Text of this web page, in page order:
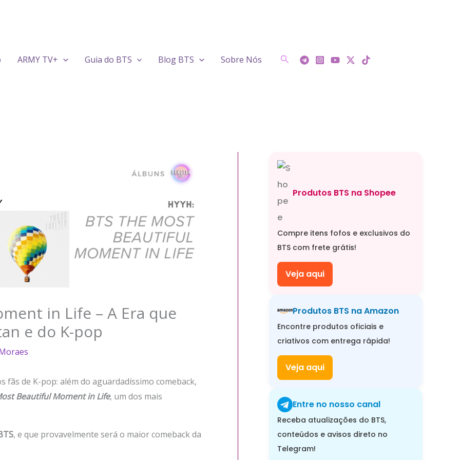
ARMY TV+ Guia do BTS Blog BTS Sobre Nós Pesquisar
in Life – A Era que
e do K-pop
fãs de K-pop: além do aguardadíssimo comeback,
Beautiful Moment in Life, um dos mais
, e que provavelmente será o maior comeback da
Produtos BTS na Shopee
Compre itens fofos e exclusivos do
BTS com frete grátis!
Veja aqui
Produtos BTS na Amazon
Encontre produtos oficiais e
criativos com entrega rápida!
Veja aqui
Entre no nosso canal
Receba atualizações do BTS,
conteúdos e avisos direto no
Telegram!